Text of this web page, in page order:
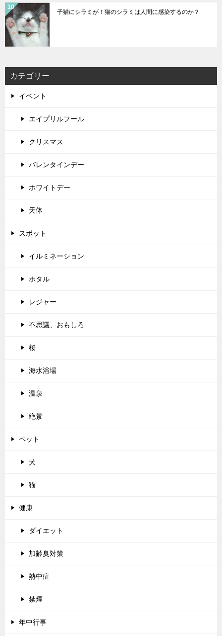
子猫にシラミが！猫のシラミは人間に感染するのか？
カテゴリー
イベント
エイプリルフール
クリスマス
バレンタインデー
ホワイトデー
天体
スポット
イルミネーション
ホタル
レジャー
不思議、おもしろ
桜
海水浴場
温泉
絶景
ペット
犬
猫
健康
ダイエット
加齢臭対策
熱中症
禁煙
年中行事